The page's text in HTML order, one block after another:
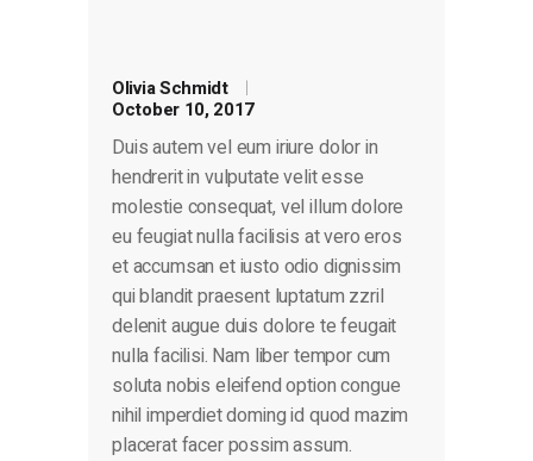
Olivia Schmidt
October 10, 2017
Duis autem vel eum iriure dolor in
hendrerit in vulputate velit esse
molestie consequat, vel illum dolore
eu feugiat nulla facilisis at vero eros
et accumsan et iusto odio dignissim
qui blandit praesent luptatum zzril
delenit augue duis dolore te feugait
nulla facilisi. Nam liber tempor cum
soluta nobis eleifend option congue
nihil imperdiet doming id quod mazim
placerat facer possim assum.